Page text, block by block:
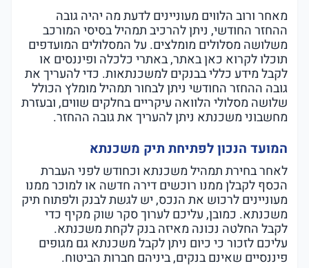
מאחר ורוב הלווים מעוניינים לדעת מה יהיה גובה
ההחזר החודשי, ניתן להרכיב תמהיל בסיסי המורכב
משלושה מסלולים מומלצים. על המסלולים המועדפים
תוכלו לקרוא כאן באתר, באתרי כלכלה ופיננסים או
לקבל מידע כללי בבנקים למשכנתאות. כדי להעריך את
גובה ההחזר החודשי ניתן לבחור תמהיל מומלץ הכולל
שלושה מסלולי הלוואה עיקריים בחלקים שווים, ובעזרת
מחשבוני משכנתא ניתן להעריך את גובה ההחזר.
המועד הנכון לפתיחת תיק משכנתא
לאחר בחירת תמהיל משכנתא וכחודש לפני העברת
הכסף לקבלן ממנו רוכשים דירה חדשה או למוכר ממנו
מעוניינים לרכוש את הנכס, יש לגשת לבנק ולפתוח תיק
משכנתא. כמובן, עליכם לערוך סקר שוק מקיף כדי
לקבל החלטה נכונה מאיזה בנק לקחת משכנתא.
עליכם לזכור כי כיום ניתן לקבל משכנתא גם מגופים
פיננסיים שאינם בנקים, ביניהם חברות הביטוח.